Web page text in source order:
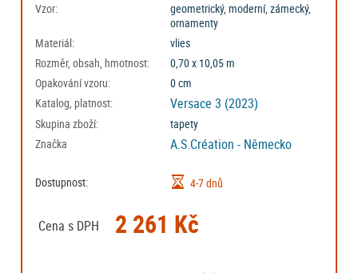
Vzor:
geometrický, moderní, zámecký,
ornamenty
Materiál:
vlies
Rozměr, obsah, hmotnost:
0,70 x 10,05 m
Opakování vzoru:
0 cm
Katalog, platnost:
Versace 3 (2023)
Skupina zboží:
tapety
Značka
A.S.Création - Německo
Dostupnost: 4-7 dnů
Cena s DPH 2 261 Kč